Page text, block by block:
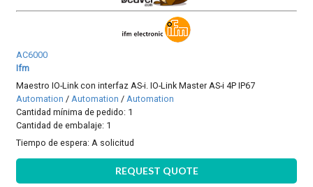
AC6000
Ifm
Maestro IO-Link con interfaz AS-i. IO-Link Master AS-i 4P IP67
Automation /Automation /Automation
Cantidad mínima de pedido: 1
Cantidad de embalaje: 1
Tiempo de espera:A solicitud
REQUEST QUOTE